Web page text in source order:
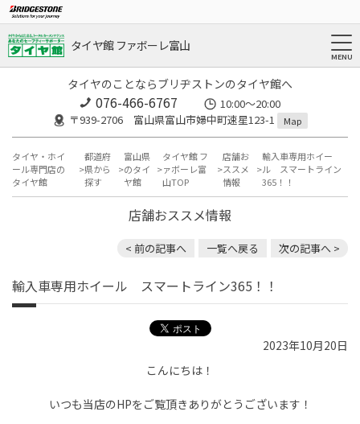
タイヤ館 ファボーレ富山
タイヤのことならブリヂストンのタイヤ館へ
076-466-6767
10:00～20:00
〒939-2706 富山県富山市婦中町速星123-1
Map
タイヤ・ホイ
ール専門店の
タイヤ館
都道府
県から
探す
富山県
のタイ
ヤ館
タイヤ館 フ
ァボーレ富
山TOP
店舗お
ススメ
情報
輸入車専用ホイー
ル スマートライン
365！！
店舗おススメ情報
< 前の記事へ 一覧へ戻る 次の記事へ >
輸入車専用ホイール スマートライン365！！
2023年10月20日
こんにちは！
いつも当店のHPをご覧頂きありがとうございます！